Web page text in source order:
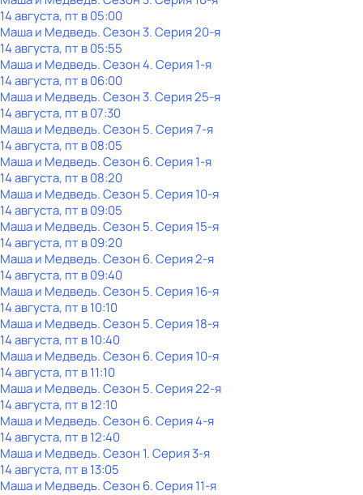
14 августа, пт в 05:00
Маша и Медведь. Сезон 3. Серия 20-я
14 августа, пт в 05:55
Маша и Медведь. Сезон 4. Серия 1-я
14 августа, пт в 06:00
Маша и Медведь. Сезон 3. Серия 25-я
14 августа, пт в 07:30
Маша и Медведь. Сезон 5. Серия 7-я
14 августа, пт в 08:05
Маша и Медведь. Сезон 6. Серия 1-я
14 августа, пт в 08:20
Маша и Медведь. Сезон 5. Серия 10-я
14 августа, пт в 09:05
Маша и Медведь. Сезон 5. Серия 15-я
14 августа, пт в 09:20
Маша и Медведь. Сезон 6. Серия 2-я
14 августа, пт в 09:40
Маша и Медведь. Сезон 5. Серия 16-я
14 августа, пт в 10:10
Маша и Медведь. Сезон 5. Серия 18-я
14 августа, пт в 10:40
Маша и Медведь. Сезон 6. Серия 10-я
14 августа, пт в 11:10
Маша и Медведь. Сезон 5. Серия 22-я
14 августа, пт в 12:10
Маша и Медведь. Сезон 6. Серия 4-я
14 августа, пт в 12:40
Маша и Медведь. Сезон 1. Серия 3-я
14 августа, пт в 13:05
Маша и Медведь. Сезон 6. Серия 11-я